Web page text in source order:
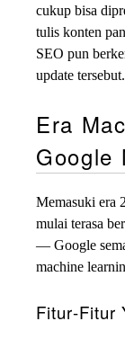
cukup bisa
tulis konten
SEO pun
update tersebut.
Era
Google
Memasuki era
mulai terasa
— Google
machine
Fitur-Fitur